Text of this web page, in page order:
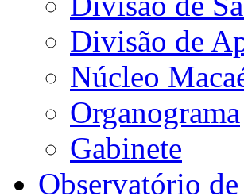
Divisão de
Núcleo
Organograma
Gabinete
Observatório de